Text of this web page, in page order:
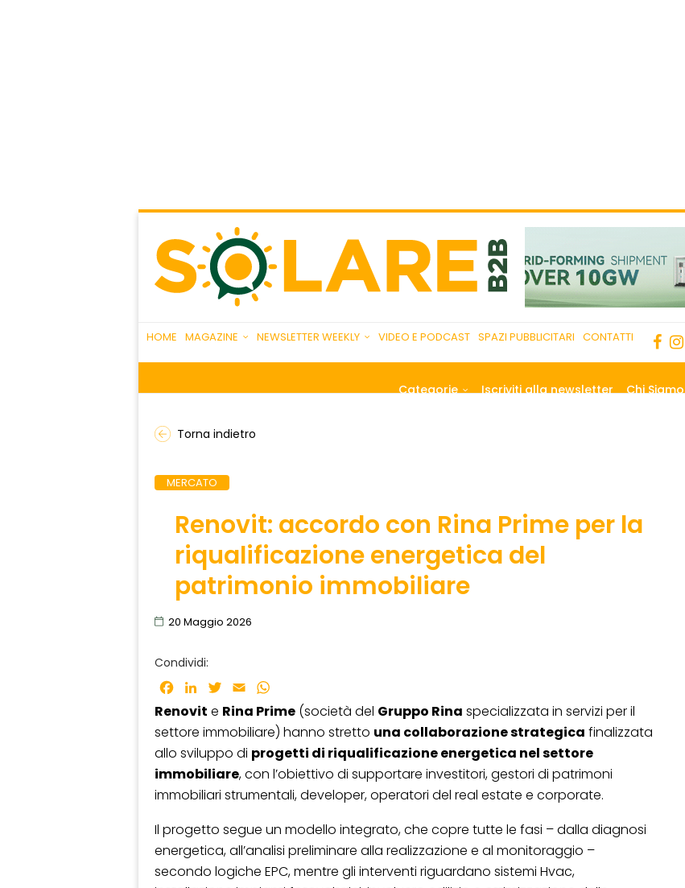
HOME MAGAZINE NEWSLETTER WEEKLY VIDEO E PODCAST SPAZI PUBBLICITARI CONTATTI
Categorie Iscriviti alla newsletter Chi Siamo
Torna indietro
MERCATO
Renovit: accordo con Rina Prime per la
riqualificazione energetica del
patrimonio immobiliare
20 Maggio 2026
Condividi:
Facebook
LinkedInTwitter
Email
Renovit e Rina Prime (società del Gruppo Rina specializzata in servizi per il
settore immobiliare) hanno stretto una collaborazione strategica finalizzata
allo sviluppo di progetti di riqualificazione energetica nel settore
immobiliare, con l’obiettivo di supportare investitori, gestori di patrimoni
immobiliari strumentali, developer, operatori del real estate e corporate.
Il progetto segue un modello integrato, che copre tutte le fasi – dalla diagnosi
energetica, all’analisi preliminare alla realizzazione e al monitoraggio –
secondo logiche EPC, mentre gli interventi riguardano sistemi Hvac,